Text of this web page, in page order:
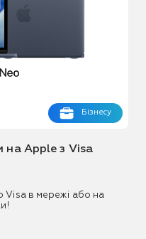
Бізнесу
на Apple з Visa
Visa в мережі або на